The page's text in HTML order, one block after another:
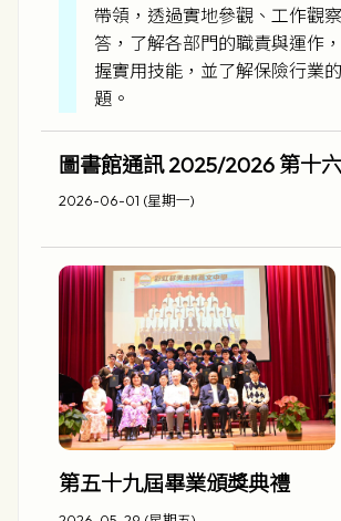
帶領，透過實地參觀、工作觀
答，了解各部門的職責與運作
握實用技能，並了解保險行業
題。
圖書館通訊 2025/2026 第十
2026-06-01 (星期一)
第五十九屆畢業頒獎典禮